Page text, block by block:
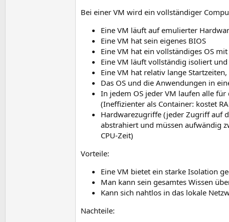
Bei einer VM wird ein vollständiger
Eine VM läuft auf emulierter
Eine VM hat sein eigenes BIOS
Eine VM hat ein vollständiges OS
Eine VM läuft vollständig isoliert
Eine VM hat relativ lange
Das OS und die Anwendungen in
In jedem OS jeder VM laufen alle
(Ineffizienter als Container: kostet
Hardwarezugriffe (jeder Zugriff auf
abstrahiert und müssen aufwändig
CPU-Zeit)
Vorteile:
Eine VM bietet ein starke Isolation
Man kann sein gesamtes Wissen
Kann sich nahtlos in das lokale
Nachteile: